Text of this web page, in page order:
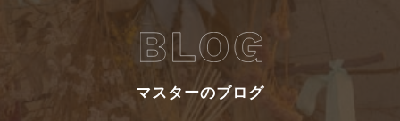
マスターのブログ